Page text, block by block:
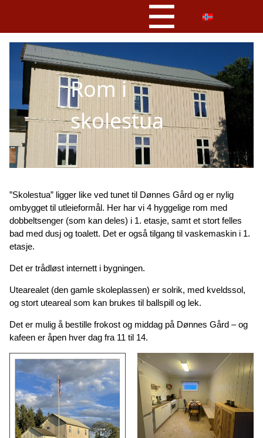
Rom i
skolestua
”Skolestua” ligger like ved tunet til Dønnes Gård og er nylig
ombygget til utleieformål. Her har vi 4 hyggelige rom med
dobbeltsenger (som kan deles) i 1. etasje, samt et stort felles
bad med dusj og toalett. Det er også tilgang til vaskemaskin i 1.
etasje.
Det er trådløst internett i bygningen.
Utearealet (den gamle skoleplassen) er solrik, med kveldssol,
og stort uteareal som kan brukes til ballspill og lek.
Det er mulig å bestille frokost og middag på Dønnes Gård – og
kafeen er åpen hver dag fra 11 til 14.